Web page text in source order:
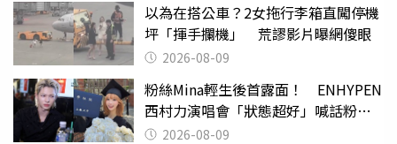
以為在搭公車？2女拖行李箱直闖停機
坪「揮手攔機」 荒謬影片曝網傻眼
2026-08-09
粉絲Mina輕生後首露面！ ENHYPEN
西村力演唱會「狀態超好」喊話粉
絲：我們心意相通
2026-08-09